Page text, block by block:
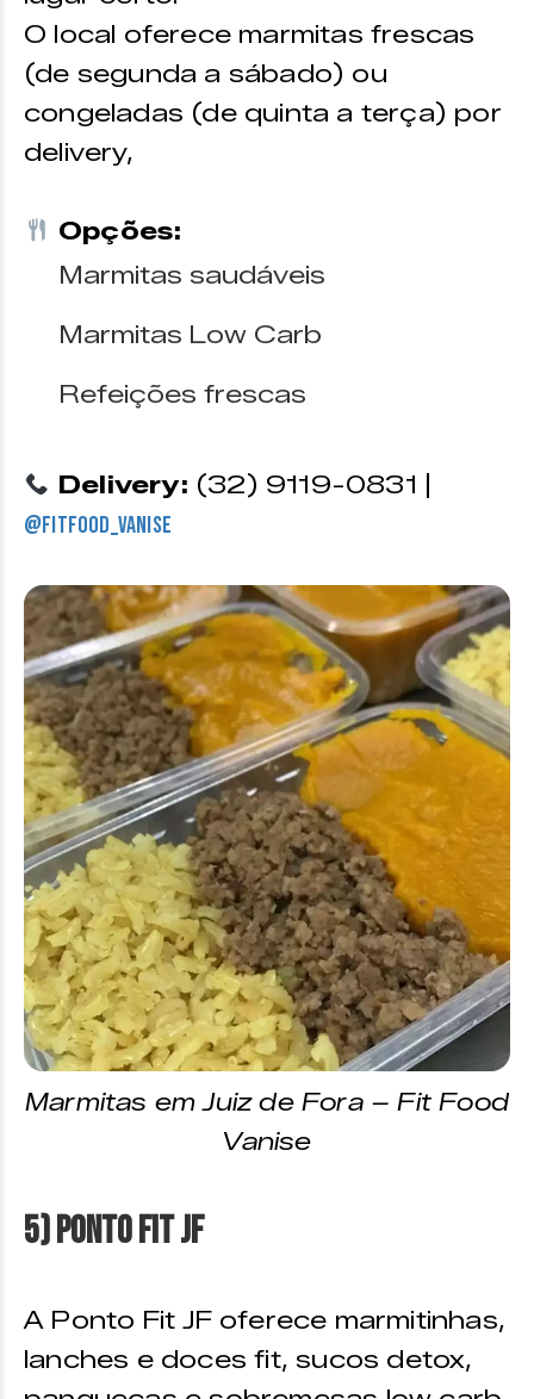
O local oferece marmitas frescas
(de segunda a sábado) ou
congeladas (de quinta a terça) por
delivery,
Opções:
Marmitas saudáveis
Marmitas Low Carb
Refeições frescas
Delivery: (32) 9119-0831 |
@fitfood_vanise
Marmitas em Juiz de Fora – Fit Food
Vanise
5) Ponto Fit JF
A Ponto Fit JF oferece marmitinhas,
lanches e doces fit, sucos detox,